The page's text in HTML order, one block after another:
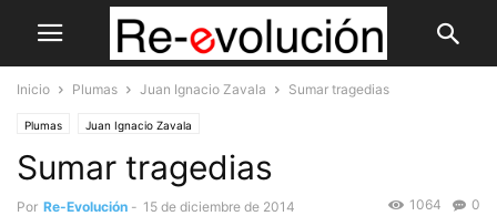
Inicio Plumas Juan Ignacio Zavala Sumar tragedias
Plumas Juan Ignacio Zavala
Sumar tragedias
Por Re-Evolución - 15 de diciembre de 2014 0
1064